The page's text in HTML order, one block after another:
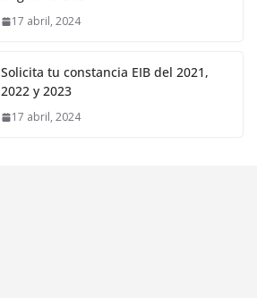
17 abril, 2024
Solicita tu constancia EIB del 2021,
2022 y 2023
17 abril, 2024